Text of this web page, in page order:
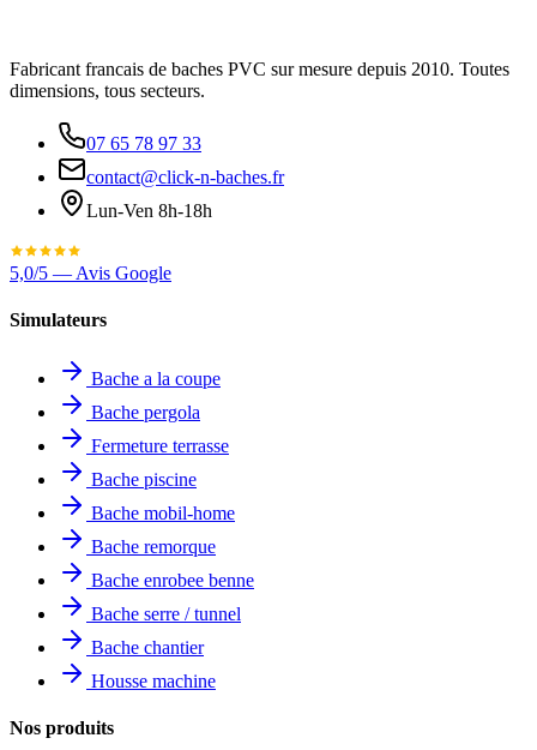
Fabricant francais de baches PVC sur mesure depuis 2010. Toutes
dimensions, tous secteurs.
07 65 78 97 33
contact@click-n-baches.fr
Lun-Ven 8h-18h
5,0/5 — Avis Google
Simulateurs
Bache a la coupe
Bache pergola
Fermeture terrasse
Bache piscine
Bache mobil-home
Bache remorque
Bache enrobee benne
Bache serre / tunnel
Bache chantier
Housse machine
Nos produits